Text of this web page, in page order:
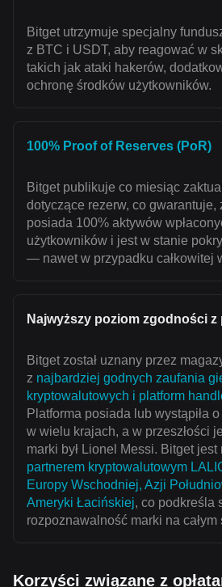
Bitget utrzymuje specjalny
z BTC i USDT, aby reagować w
takich jak ataki hakerów,
ochronę środków użytkowników.
100% Proof of Reserves (PoR)
Bitget publikuje co miesiąc
dotyczące rezerw, co gwarantuje,
posiada 100% aktywów
użytkowników i jest w stanie
— nawet w przypadku całkowitej
Najwyższy poziom zgodności z
Bitget został uznany przez
z najbardziej godnych zaufania
kryptowalutowych i platform
Platforma posiada lub wystąpiła o
w wielu krajach, a w przeszłości
marki był Lionel Messi. Bitget jest
partnerem kryptowalutowym
Europy Wschodniej, Azji
Ameryki Łacińskiej, co podkreśla
rozpoznawalność marki na całym
Korzyści związane z